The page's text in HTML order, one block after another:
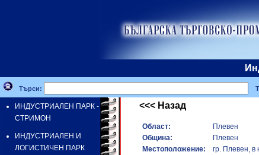
Търси:
ИНДУСТРИАЛЕН ПАРК -
СТРИМОН
ИНДУСТРИАЛЕН И
ЛОГИСТИЧЕН ПАРК
<<< Назад
Област:
Плевен
Община:
Плевен
Местоположение:
гр. Плевен, в